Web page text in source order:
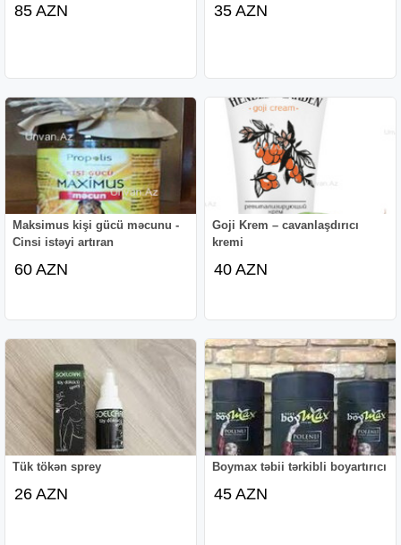
85 AZN 35 AZN
Maksimus kişi gücü məcunu -
Cinsi istəyi artıran
60 AZN
Goji Krem – cavanlaşdırıcı
kremi
40 AZN
Tük tökən sprey
26 AZN
Boymax təbii tərkibli boyartırıcı
45 AZN